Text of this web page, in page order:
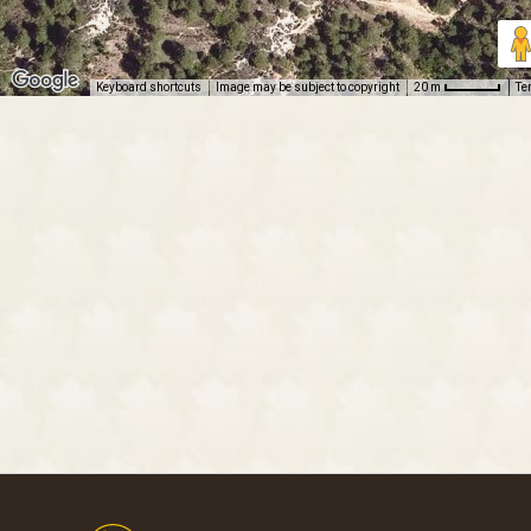
Keyboard shortcuts Image may be subject to copyright 20 m